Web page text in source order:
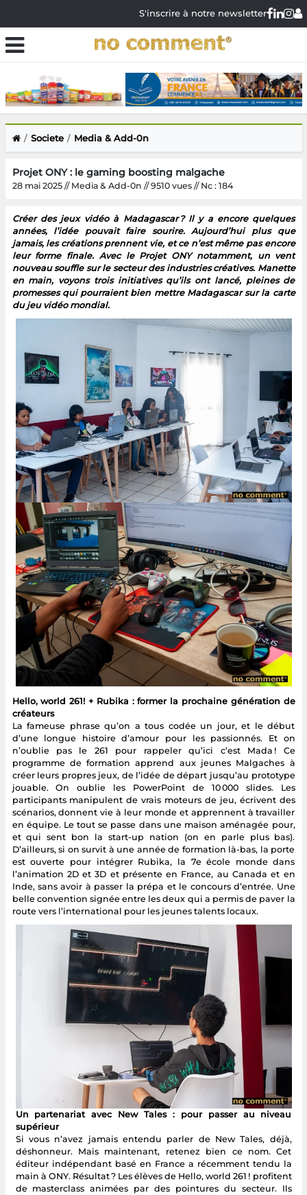
S'inscrire à notre newsletter
Societe Media & Add-0n
Projet ONY : le gaming boosting malgache
28 mai 2025 // Media & Add-0n // 9510 vues // Nc : 184
Créer des jeux vidéo à Madagascar ? Il y a encore quelques
années, l’idée pouvait faire sourire. Aujourd’hui plus que
jamais, les créations prennent vie, et ce n’est même pas encore
leur forme finale. Avec le Projet ONY notamment, un vent
nouveau souffle sur le secteur des industries créatives. Manette
en main, voyons trois initiatives qu’ils ont lancé, pleines de
promesses qui pourraient bien mettre Madagascar sur la carte
du jeu vidéo mondial.
Hello, world 261! + Rubika : former la prochaine génération de
créateurs
La fameuse phrase qu’on a tous codée un jour, et le début
d’une longue histoire d’amour pour les passionnés. Et on
n’oublie pas le 261 pour rappeler qu’ici c’est Mada ! Ce
programme de formation apprend aux jeunes Malgaches à
créer leurs propres jeux, de l’idée de départ jusqu’au prototype
jouable. On oublie les PowerPoint de 10 000 slides. Les
participants manipulent de vrais moteurs de jeu, écrivent des
scénarios, donnent vie à leur monde et apprennent à travailler
en équipe. Le tout se passe dans une maison aménagée pour,
et qui sent bon la start-up nation (on en parle plus bas).
D’ailleurs, si on survit à une année de formation là-bas, la porte
est ouverte pour intégrer Rubika, la 7e école monde dans
l’animation 2D et 3D et présente en France, au Canada et en
Inde, sans avoir à passer la prépa et le concours d’entrée. Une
belle convention signée entre les deux qui a permis de paver la
route vers l’international pour les jeunes talents locaux.
Un partenariat avec New Tales : pour passer au niveau
supérieur
Si vous n’avez jamais entendu parler de New Tales, déjà,
déshonneur. Mais maintenant, retenez bien ce nom. Cet
éditeur indépendant basé en France a récemment tendu la
main à ONY. Résultat ? Les élèves de Hello, world 261 ! profitent
de masterclass animées par des pointures du secteur. Ils